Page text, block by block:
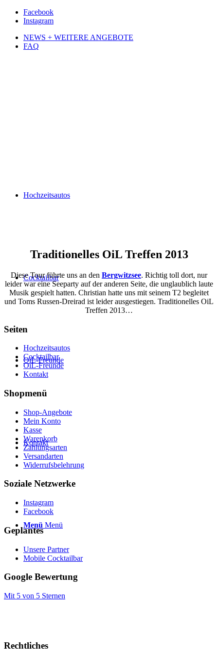
Facebook
Instagram
NEWS + WEITERE ANGEBOTE
FAQ
Hochzeitsautos
Cocktailbar
OiL-Freunde
Kontakt
Menü Menü
Traditionelles OiL Treffen 2013
Diese Tour führte uns an den Bergwitzsee. Richtig toll dort, nur
leider war eine Seeparty auf der anderen Seite, die unglaublich laute
Musik gespielt hatten. Christian hatte uns mit seinem T2 begleitet
und Toms Russen-Dreirad ist leider ausgestiegen. Traditionelles OiL
Treffen 2013…
Seiten
Hochzeitsautos
Cocktailbar
OiL-Freunde
Kontakt
Shopmenü
Shop-Angebote
Mein Konto
Kasse
Warenkorb
Zahlungsarten
Versandarten
Widerrufsbelehrung
Soziale Netzwerke
Instagram
Facebook
Geplantes
Unsere Partner
Mobile Cocktailbar
Google Bewertung
Mit 5 von 5 Sternen
Rechtliches